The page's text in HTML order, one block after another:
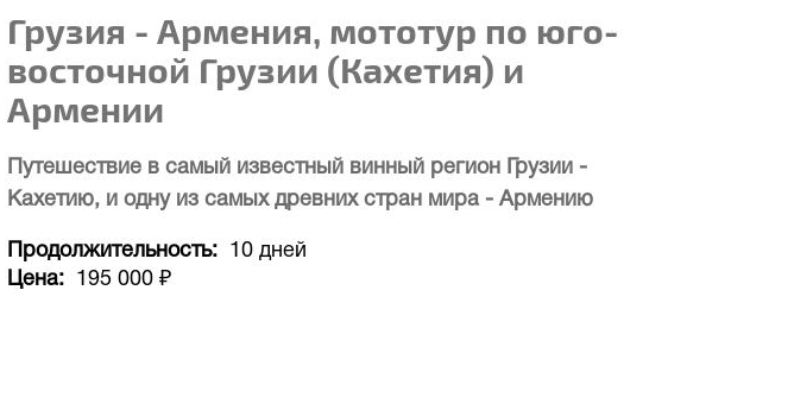
Грузия - Армения, мототур по юго-
восточной Грузии (Кахетия) и
Армении
Путешествие в самый известный винный регион Грузии -
Кахетию, и одну из самых древних стран мира - Армению
Продолжительность
10 дней
Цена
195 000 ₽